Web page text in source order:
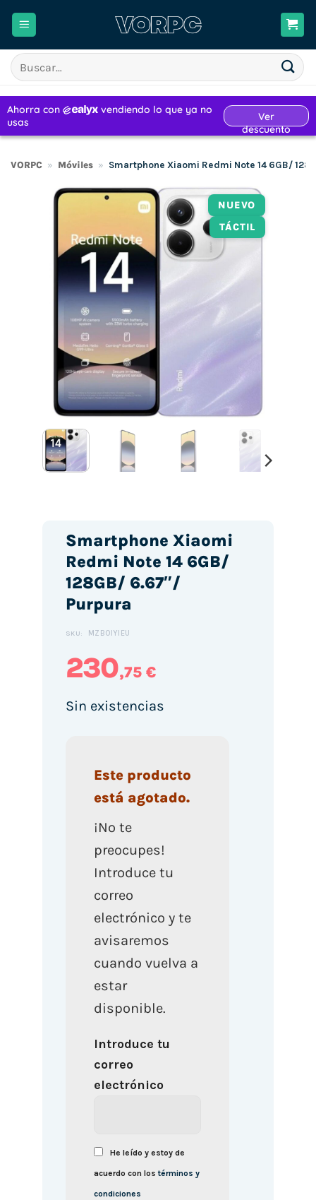
Buscar
por:
VORPC » Móviles » Smartphone Xiaomi Redmi Note 14 6GB/
NUEVO
TÁCTIL
Smartphone Xiaomi
Redmi Note 14 6GB/
128GB/ 6.67″/
Purpura
SKU: MZB0IYIEU
230,75 €
Sin existencias
Este producto
está agotado.
¡No te
preocupes!
Introduce tu
correo
electrónico y te
avisaremos
cuando vuelva a
estar
disponible.
Introduce tu
correo
electrónico
He leído y estoy de
acuerdo con lostérminos y
condiciones